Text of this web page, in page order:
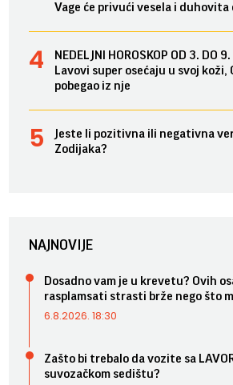
Vage će privući vesela i duhovita
NEDELJNI HOROSKOP OD 3. DO
Lavovi super osećaju u svoj koži,
pobegao iz nje
Jeste li pozitivna ili negativna
Zodijaka?
NAJNOVIJE
Dosadno vam je u krevetu? Ovih
rasplamsati strasti brže nego što
6.8.2026. 18:30
Zašto bi trebalo da vozite sa
suvozačkom sedištu?